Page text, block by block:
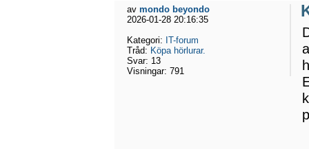
av mondo beyondo
2026-01-28 20:16:35
Kategori: IT-forum
Tråd: Köpa hörlurar.
Svar: 13
Visningar: 791